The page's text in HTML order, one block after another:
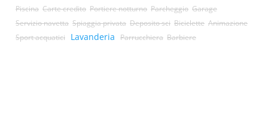
Piscina Carte credito Portiere notturno Parcheggio Garage
Servizio navetta Spiaggia privata Deposito sci Biciclette Animazione
Sport acquatici
Lavanderia Parrucchiera Barbiere